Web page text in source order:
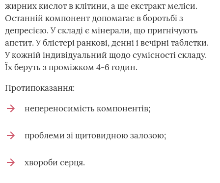
жирних кислот в клітини, а ще екстракт меліси.
Останній компонент допомагає в боротьбі з
депресією. У складі є мінерали, що пригнічують
апетит. У блістері ранкові, денні і вечірні таблетки.
У кожній індивідуальний щодо сумісності складу.
Їх беруть з проміжком 4-6 годин.
Протипоказання:
непереносимість компонентів;
проблеми зі щитовидною залозою;
хвороби серця.